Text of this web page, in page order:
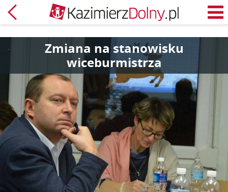
Powrót
Zmiana na stanowisku
wiceburmistrza